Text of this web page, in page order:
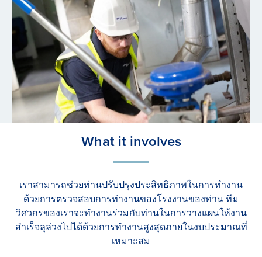
What it involves
เราสามารถช่วยท่านปรับปรุงประสิทธิภาพในการทำงาน
ด้วยการตรวจสอบการทำงานของโรงงานของท่าน ทีม
วิศวกรของเราจะทำงานร่วมกับท่านในการวางแผนให้งาน
สำเร็จลุล่วงไปได้ด้วยการทำงานสูงสุดภายในงบประมาณที่
เหมาะสม